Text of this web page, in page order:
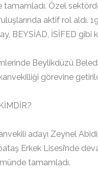
tamamladı. Özel
aktif rol aldı.
BEYSİAD, İSİFED
Beylikdüzü
görevine
adayı Zeynel
Erkek Lisesi’nde
tamamladı.